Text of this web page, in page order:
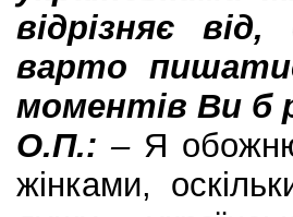
відрізняє
варто
моментів Ви б
О.П.: – Я
жінками,